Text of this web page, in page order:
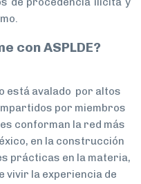
con ASPLDE?
está avalado por altos
por miembros
conforman la red más
en la construcción
prácticas en la materia,
vivir la experiencia de